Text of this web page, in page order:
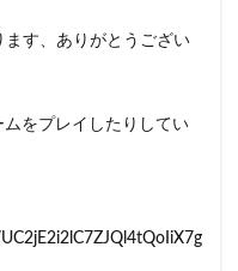
す、ありがとうござい
ムをプレイしたりしてい